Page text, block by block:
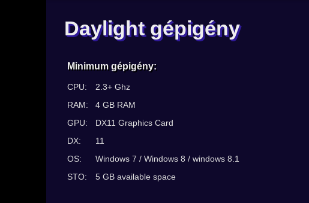
Daylight gépigény
Minimum gépigény:
CPU:
2.3+ Ghz
RAM:
4 GB RAM
GPU:
DX11 Graphics Card
DX:
11
OS:
Windows 7 / Windows 8 / windows 8.1
STO:
5 GB available space